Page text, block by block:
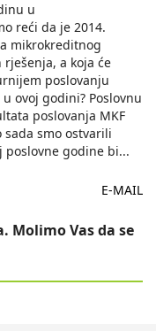
u
reći da je 2014.
mikrokreditnog
a koja će
poslovanju
ovoj godini? Poslovnu
poslovanja MKF
sada smo ostvarili
poslovne godine bi...
E-MAIL
Molimo Vas da se